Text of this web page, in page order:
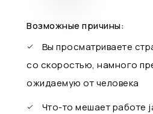
Возможные причины:
Вы просматриваете
со скоростью, намного
ожидаемую от человека
Что-то мешает работе